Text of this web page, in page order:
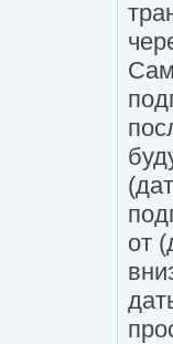
от